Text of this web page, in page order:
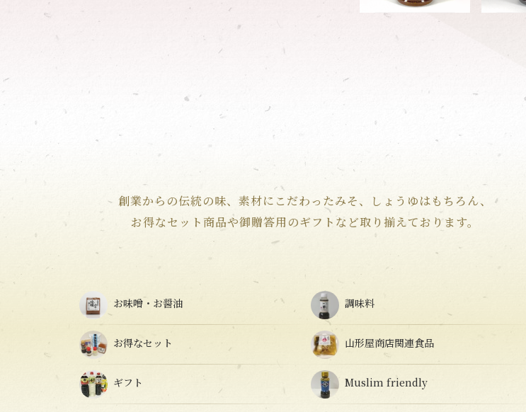
創業からの伝統の味、素材にこだわったみそ、しょうゆはもちろん、
お得なセット商品や御贈答用のギフトなど取り揃えております。
お味噌・お醤油 調味料
お得なセット 山形屋商店関連食品
ギフト Muslim friendly